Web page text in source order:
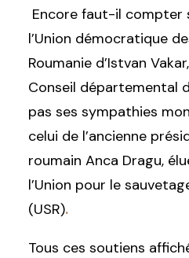
Encore faut-il compter
l’Union démocratique
Roumanie d’Istvan
Conseil départemental
pas ses sympathies
celui de l’ancienne
roumain Anca Dragu,
l’Union pour le
(USR).
Tous ces soutiens